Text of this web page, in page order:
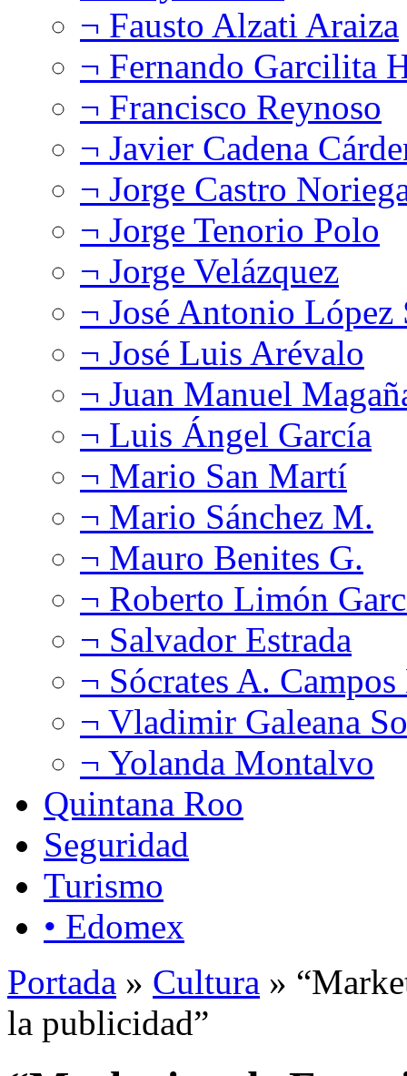
¬ Fausto Alzati Araiza
¬ Fernando Garcilita
¬ Francisco Reynoso
¬ Javier Cadena
¬ Jorge Castro
¬ Jorge Tenorio Polo
¬ Jorge Velázquez
¬ José Antonio López
¬ José Luis Arévalo
¬ Juan Manuel
¬ Luis Ángel García
¬ Mario San Martí
¬ Mario Sánchez M.
¬ Mauro Benites G.
¬ Roberto Limón
¬ Salvador Estrada
¬ Sócrates A.
¬ Vladimir Galeana
¬ Yolanda Montalvo
Quintana Roo
Seguridad
Turismo
• Edomex
Portada » Cultura »
la publicidad”